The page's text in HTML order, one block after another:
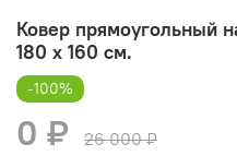
Ковер прямоугольный
180 х 160 см.
-100%
0 ₽ 26 000 ₽